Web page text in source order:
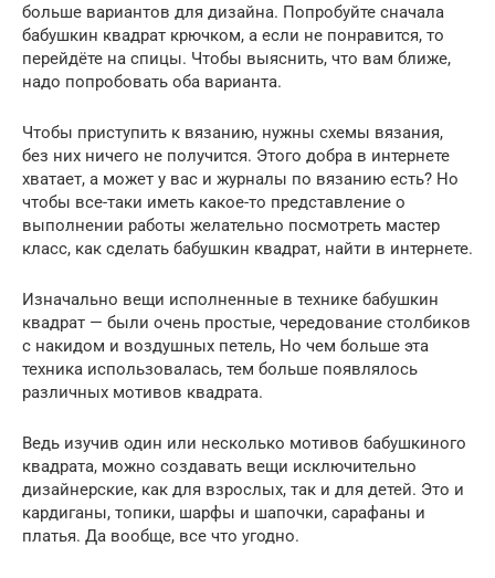
больше вариантов для дизайна. Попробуйте сначала
бабушкин квадрат крючком, а если не понравится, то
перейдёте на спицы. Чтобы выяснить, что вам ближе,
надо попробовать оба варианта.
Чтобы приступить к вязанию, нужны схемы вязания,
без них ничего не получится. Этого добра в интернете
хватает, а может у вас и журналы по вязанию есть? Но
чтобы все-таки иметь какое-то представление о
выполнении работы желательно посмотреть мастер
класс, как сделать бабушкин квадрат, найти в интернете.
Изначально вещи исполненные в технике бабушкин
квадрат — были очень простые, чередование столбиков
с накидом и воздушных петель, Но чем больше эта
техника использовалась, тем больше появлялось
различных мотивов квадрата.
Ведь изучив один или несколько мотивов бабушкиного
квадрата, можно создавать вещи исключительно
дизайнерские, как для взрослых, так и для детей. Это и
кардиганы, топики, шарфы и шапочки, сарафаны и
платья. Да вообще, все что угодно.